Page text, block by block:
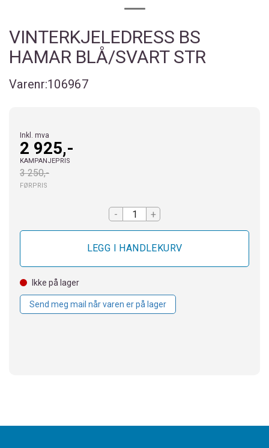
VINTERKJELEDRESS BS
HAMAR BLÅ/SVART STR
Varenr:106967
Inkl. mva
2 925,-
KAMPANJEPRIS
3 250,-
FØRPRIS
- +
Ikke på lager
Send meg mail når varen er på lager